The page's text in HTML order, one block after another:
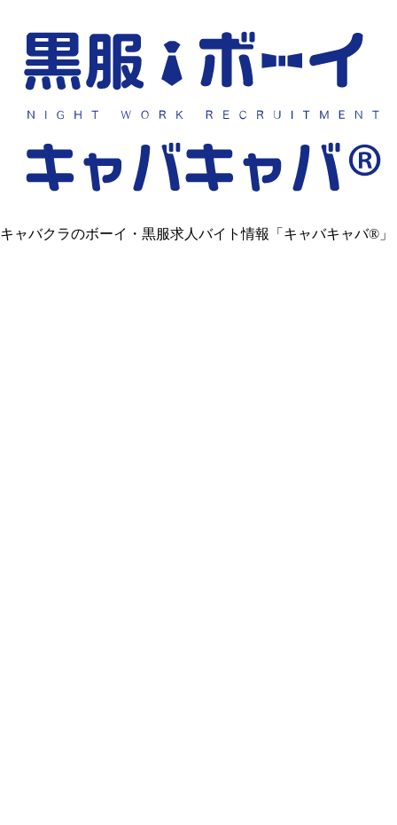
キャバクラのボーイ・黒服求人バイト情報「キャバキャバ®」